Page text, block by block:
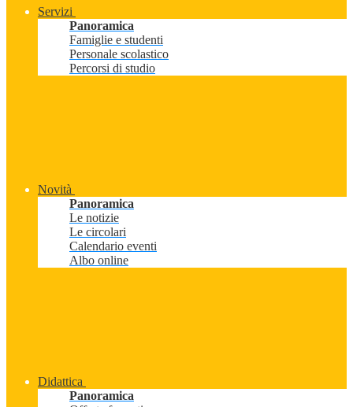
Servizi
Panoramica
Famiglie e studenti
Personale scolastico
Percorsi di studio
Novità
Panoramica
Le notizie
Le circolari
Calendario eventi
Albo online
Didattica
Panoramica